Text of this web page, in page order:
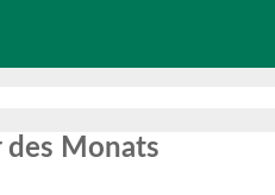
des Monats